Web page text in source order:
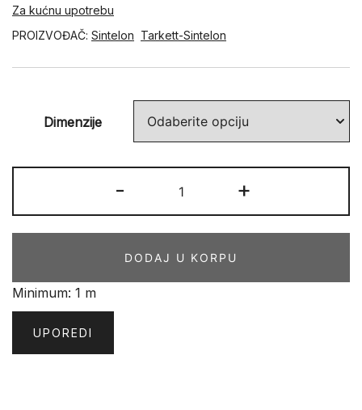
Za kućnu upotrebu
PROIZVOĐAČ: Sintelon Tarkett-Sintelon
Dimenzije
-
TERMO
19590
+
DODAJ U KORPU
Minimum: 1 m
UPOREDI